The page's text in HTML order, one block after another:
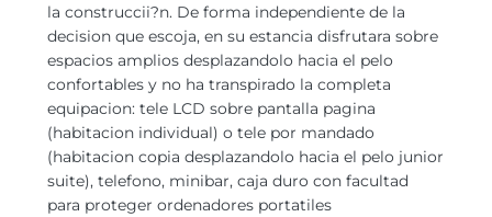
la construccii?n. De forma independiente de la
decision que escoja, en su estancia disfrutara sobre
espacios amplios desplazandolo hacia el pelo
confortables y no ha transpirado la completa
equipacion: tele LCD sobre pantalla pagina
(habitacion individual) o tele por mandado
(habitacion copia desplazandolo hacia el pelo junior
suite), telefono, minibar, caja duro con facultad
para proteger ordenadores portatiles